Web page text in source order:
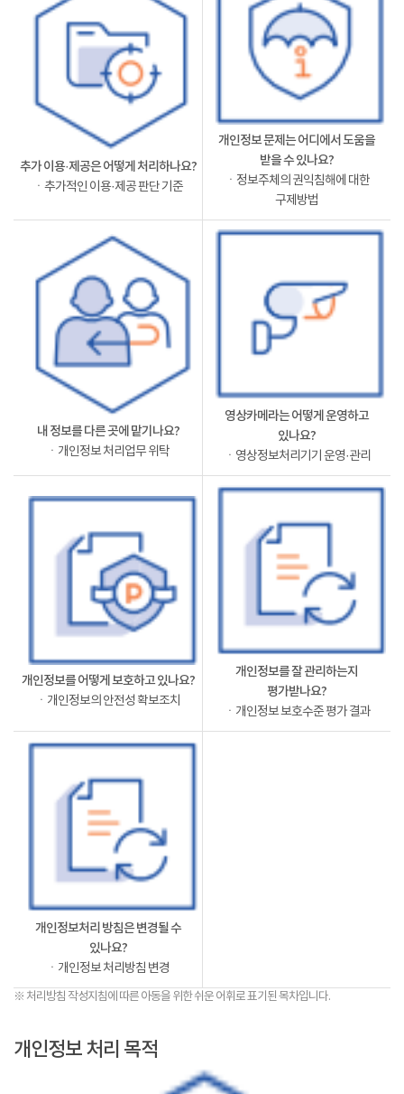
추가 이용·제공은 어떻게 처리하나요?
ㆍ추가적인 이용·제공 판단 기준
개인정보 문제는 어디에서 도움을
받을 수 있나요?
ㆍ정보주체의 권익침해에 대한
구제방법
내 정보를 다른 곳에 맡기나요?
ㆍ개인정보 처리업무 위탁
영상카메라는 어떻게 운영하고
있나요?
ㆍ영상정보처리기기 운영·관리
개인정보를 어떻게 보호하고 있나요?
ㆍ개인정보의 안전성 확보조치
개인정보를 잘 관리하는지
평가받나요?
ㆍ개인정보 보호수준 평가 결과
개인정보처리 방침은 변경될 수
있나요?
ㆍ개인정보 처리방침 변경
※ 처리방침 작성지침에 따른 아동을 위한 쉬운 어휘로 표기된 목차입니다.
개인정보 처리 목적